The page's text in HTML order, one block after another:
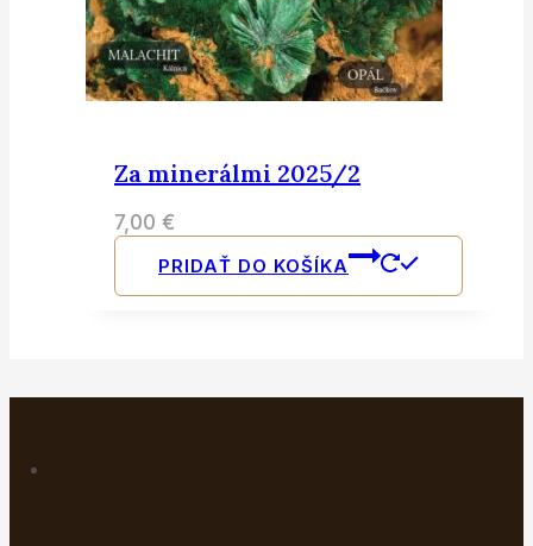
Za minerálmi 2025/2
7,00 €
PRIDAŤ DO KOŠÍKA